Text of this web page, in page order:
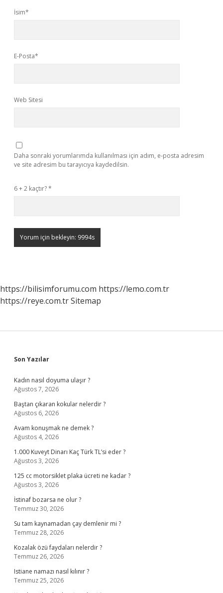
İsim*
E-Posta*
Web Sitesi
Daha sonraki yorumlarımda kullanılması için adım, e-posta adresim
ve site adresim bu tarayıcıya kaydedilsin.
6 + 2 kaçtır?*
https://bilisimforumu.com https://lemo.com.tr
https://reye.com.trSitemap
Sidebar
Son Yazılar
Kadın nasıl doyuma ulaşır ?
Ağustos 7, 2026
Baştan çıkaran kokular nelerdir ?
Ağustos 6, 2026
Avam konuşmak ne demek ?
Ağustos 4, 2026
1.000 Kuveyt Dinarı Kaç Türk TL’si eder ?
Ağustos 3, 2026
125 cc motorsiklet plaka ücreti ne kadar ?
Ağustos 3, 2026
İstinaf bozarsa ne olur ?
Temmuz 30, 2026
Su tam kaynamadan çay demlenir mi ?
Temmuz 28, 2026
Kozalak özü faydaları nelerdir ?
Temmuz 26, 2026
Istiane namazı nasıl kılınır ?
Temmuz 25, 2026